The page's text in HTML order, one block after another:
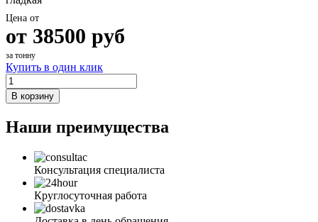
Цена от
от 38500 руб
за тонну
Купить в один клик
В корзину
Наши преимущества
Консультация специалиста
Круглосуточная работа